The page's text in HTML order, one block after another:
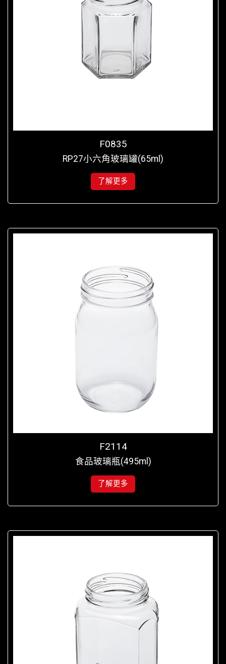
F0835
RP27小六角玻璃罐(65ml)
了解更多
F2114
食品玻璃瓶(495ml)
了解更多